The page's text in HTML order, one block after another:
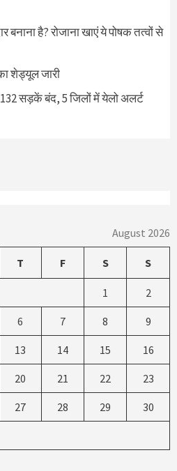
है? रोजाना खाएं ये पोषक तत्वों से
शेड्यूल जारी
सड़कें बंद, 5 जिलों में येलो अलर्ट
August 2026
T F S S
1 2
6 7 8 9
13 14 15 16
20 21 22 23
27 28 29 30